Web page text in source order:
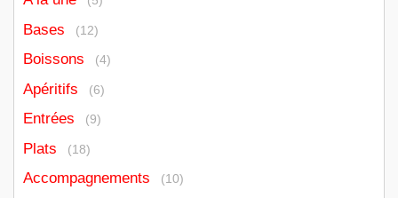
Bases (12)
Boissons (4)
Apéritifs (6)
Entrées (9)
Plats (18)
Accompagnements (10)